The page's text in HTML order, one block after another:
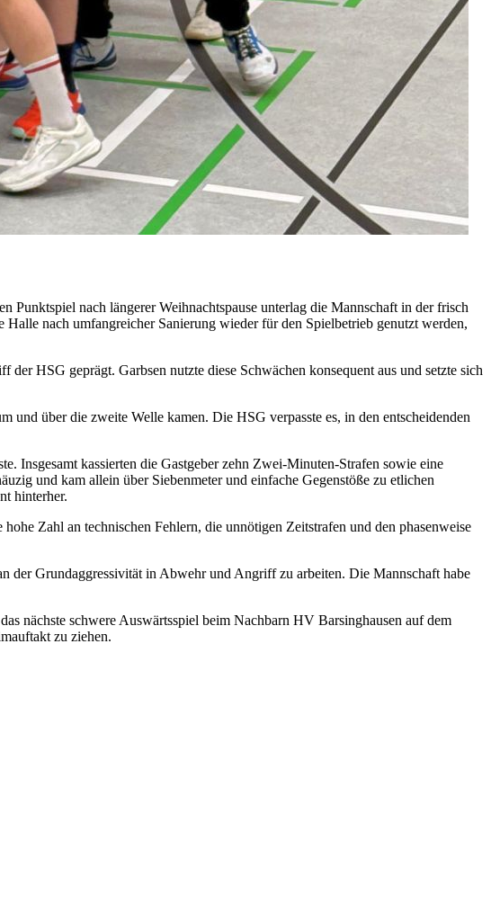
Punktspiel nach längerer Weihnachtspause unterlag die Mannschaft in der frisch
nach umfangreicher Sanierung wieder für den Spielbetrieb genutzt werden,
HSG geprägt. Garbsen nutzte diese Schwächen konsequent aus und setzte sich
über die zweite Welle kamen. Die HSG verpasste es, in den entscheidenden
Insgesamt kassierten die Gastgeber zehn Zwei-Minuten-Strafen sowie eine
und kam allein über Siebenmeter und einfache Gegenstöße zu etlichen
hinterher.
Zahl an technischen Fehlern, die unnötigen Zeitstrafen und den phasenweise
der Grundaggressivität in Abwehr und Angriff zu arbeiten. Die Mannschaft habe
nächste schwere Auswärtsspiel beim Nachbarn HV Barsinghausen auf dem
zu ziehen.